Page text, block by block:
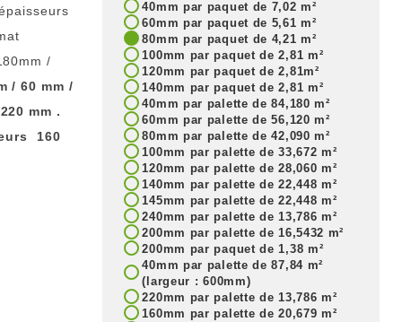
/
/ 60 mm /
mm .
160
40mm par paquet de 7,02 m²
60mm par paquet de 5,61 m²
80mm par paquet de 4,21 m²
100mm par paquet de 2,81 m²
120mm par paquet de 2,81m²
140mm par paquet de 2,81 m²
40mm par palette de 84,180 m²
60mm par palette de 56,120 m²
80mm par palette de 42,090 m²
100mm par palette de 33,672 m²
120mm par palette de 28,060 m²
140mm par palette de 22,448 m²
145mm par palette de 22,448 m²
240mm par palette de 13,786 m²
200mm par palette de 16,5432 m²
200mm par paquet de 1,38 m²
40mm par palette de 87,84 m²
(largeur : 600mm)
220mm par palette de 13,786 m²
160mm par palette de 20,679 m²